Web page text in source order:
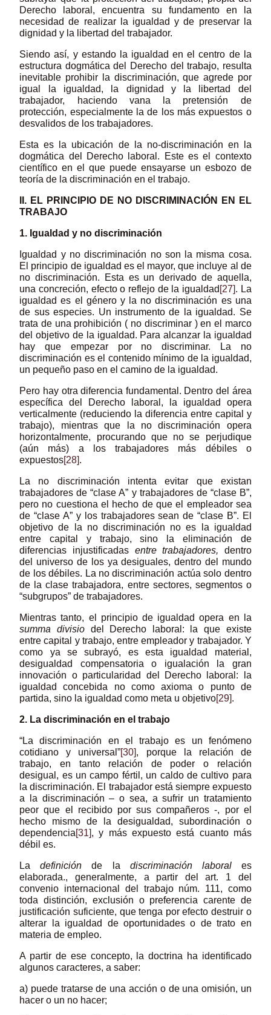
Derecho laboral, encuentra su fundamento en la
necesidad de realizar la igualdad y de preservar la
dignidad y la libertad del trabajador.
Siendo así, y estando la igualdad en el centro de la
estructura dogmática del Derecho del trabajo, resulta
inevitable prohibir la discriminación, que agrede por
igual la igualdad, la dignidad y la libertad del
trabajador, haciendo vana la pretensión de
protección, especialmente la de los más expuestos o
desvalidos de los trabajadores.
Esta es la ubicación de la no-discriminación en la
dogmática del Derecho laboral. Este es el contexto
científico en el que puede ensayarse un esbozo de
teoría de la discriminación en el trabajo.
II. EL PRINCIPIO DE NO DISCRIMINACIÓN EN EL
TRABAJO
1. Igualdad y no discriminación
Igualdad y no discriminación no son la misma cosa.
El principio de igualdad es el mayor, que incluye al de
no discriminación. Esta es un derivado de aquella,
una concreción, efecto o reflejo de la igualdad [27]. La
igualdad es el género y la no discriminación es una
de sus especies. Un instrumento de la igualdad. Se
trata de una prohibición ( no discriminar ) en el marco
del objetivo de la igualdad. Para alcanzar la igualdad
hay que empezar por no discriminar. La no
discriminación es el contenido mínimo de la igualdad,
un pequeño paso en el camino de la igualdad.
Pero hay otra diferencia fundamental. Dentro del área
específica del Derecho laboral, la igualdad opera
verticalmente (reduciendo la diferencia entre capital y
trabajo), mientras que la no discriminación opera
horizontalmente, procurando que no se perjudique
(aún más) a los trabajadores más débiles o
expuestos[28].
La no discriminación intenta evitar que existan
trabajadores de “clase A” y trabajadores de “clase B”,
pero no cuestiona el hecho de que el empleador sea
de “clase A” y los trabajadores sean de “clase B”. El
objetivo de la no discriminación no es la igualdad
entre capital y trabajo, sino la eliminación de
diferencias injustificadas entre trabajadores, dentro
del universo de los ya desiguales, dentro del mundo
de los débiles. La no discriminación actúa solo dentro
de la clase trabajadora, entre sectores, segmentos o
“subgrupos” de trabajadores.
Mientras tanto, el principio de igualdad opera en la
summa divisiodel Derecho laboral: la que existe
entre capital y trabajo, entre empleador y trabajador. Y
como ya se subrayó, es esta igualdad material,
desigualdad compensatoria o igualación la gran
innovación o particularidad del Derecho laboral: la
igualdad concebida no como axioma o punto de
partida, sino la igualdad como meta u objetivo[29].
2. La discriminación en el trabajo
“La discriminación en el trabajo es un fenómeno
cotidiano y universal”[30], porque la relación de
trabajo, en tanto relación de poder o relación
desigual, es un campo fértil, un caldo de cultivo para
la discriminación. El trabajador está siempre expuesto
a la discriminación – o sea, a sufrir un tratamiento
peor que el recibido por sus compañeros -, por el
hecho mismo de la desigualdad, subordinación o
dependencia[31], y más expuesto está cuanto más
débil es.
Ladefiniciónde la discriminación laborales
elaborada., generalmente, a partir del art. 1 del
convenio internacional del trabajo núm. 111, como
toda distinción, exclusión o preferencia carente de
justificación suficiente, que tenga por efecto destruir o
alterar la igualdad de oportunidades o de trato en
materia de empleo.
A partir de ese concepto, la doctrina ha identificado
algunos caracteres, a saber:
a) puede tratarse de una acción o de una omisión, un
hacer o un no hacer;